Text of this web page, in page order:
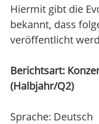
Hiermit gibt die
bekannt, dass
veröffentlicht
Berichtsart:
(Halbjahr/Q2)
Sprache: Deutsch